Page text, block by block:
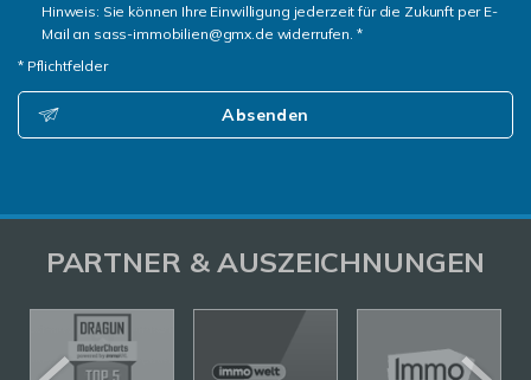
Hinweis: Sie können Ihre Einwilligung jederzeit für die Zukunft per E-
Mail an sass-immobilien@gmx.de widerrufen. *
* Pflichtfelder
Absenden
PARTNER & AUSZEICHNUNGEN